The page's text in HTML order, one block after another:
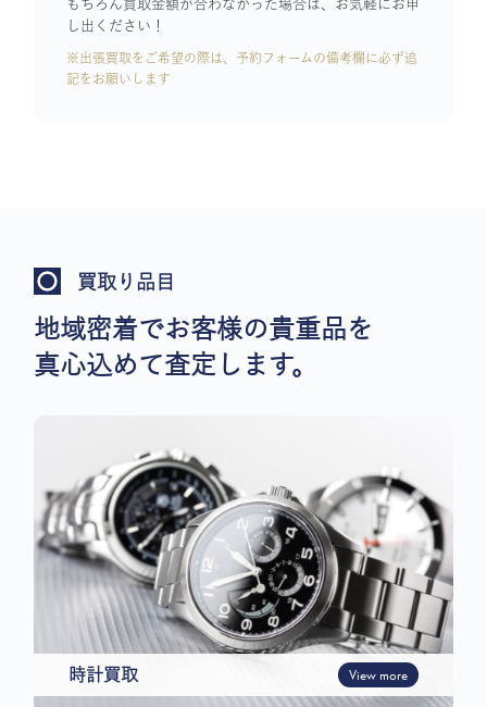
もちろん買取金額が合わなかった場合は、お気軽にお申
し出ください！
※出張買取をご希望の際は、予約フォームの備考欄に必ず追
記をお願いします
買取り品目
地域密着でお客様の貴重品を
真心込めて査定します。
時計買取 View more